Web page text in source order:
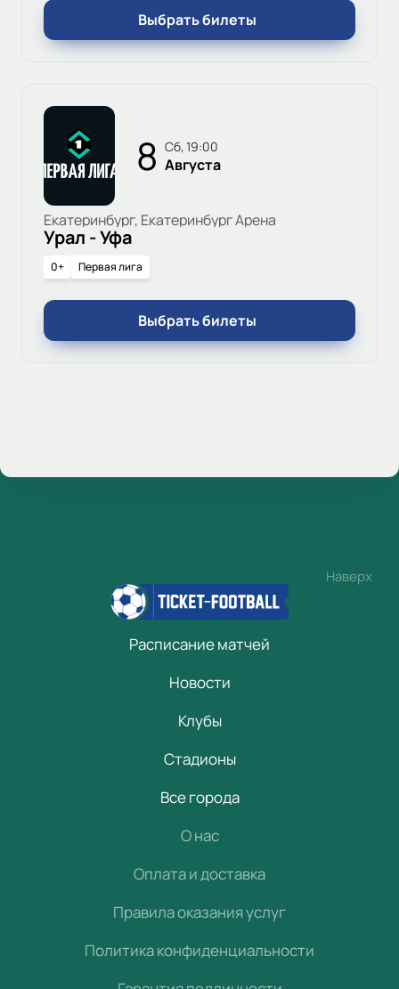
Выбрать билеты
8 сб, 19:00
Августа
Екатеринбург, Екатеринбург Арена
Урал - Уфа
0+ Первая лига
Выбрать билеты
Наверх
Расписание матчей
Новости
Клубы
Стадионы
Все города
О нас
Оплата и доставка
Правила оказания услуг
Политика конфиденциальности